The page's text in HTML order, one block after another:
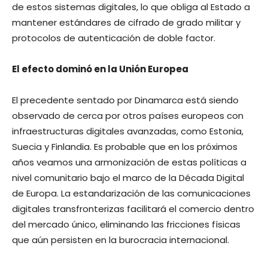
de estos sistemas digitales, lo que obliga al Estado a
mantener estándares de cifrado de grado militar y
protocolos de autenticación de doble factor.
El efecto dominó en la Unión Europea
El precedente sentado por Dinamarca está siendo
observado de cerca por otros países europeos con
infraestructuras digitales avanzadas, como Estonia,
Suecia y Finlandia. Es probable que en los próximos
años veamos una armonización de estas políticas a
nivel comunitario bajo el marco de la Década Digital
de Europa. La estandarización de las comunicaciones
digitales transfronterizas facilitará el comercio dentro
del mercado único, eliminando las fricciones físicas
que aún persisten en la burocracia internacional.